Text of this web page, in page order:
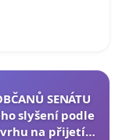
SENÁTU
slyšení podle
na přijetí